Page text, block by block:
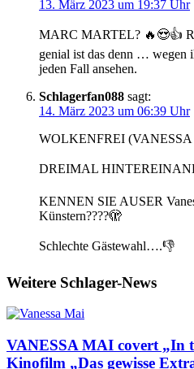
13. März 2023 um 19:37 Uhr
MARC MARTEL? 🔥😍👍
genial ist das denn … wegen
jeden Fall ansehen.
Schlagerfan088 sagt:
14. März 2023 um 06:39 Uhr
WOLKENFREI
DREIMAL
KENNEN SIE AUSER
Künstern????🫣
Schlechte Gästewahl….👎
Weitere Schlager-News
VANESSA MAI covert „In
Kinofilm „Das gewisse